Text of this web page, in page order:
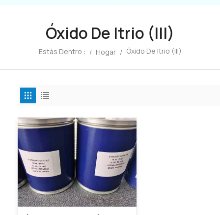
Óxido De Itrio (III)
Estás Dentro : / Hogar / Óxido De Itrio (III)